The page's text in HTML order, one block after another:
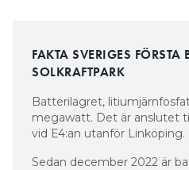
FAKTA SVERIGES FÖRSTA
SOLKRAFTPARK
Batterilagret,
megawatt. Det är anslutet
vid E4:an utanför Linköping.
Sedan december 2022 är